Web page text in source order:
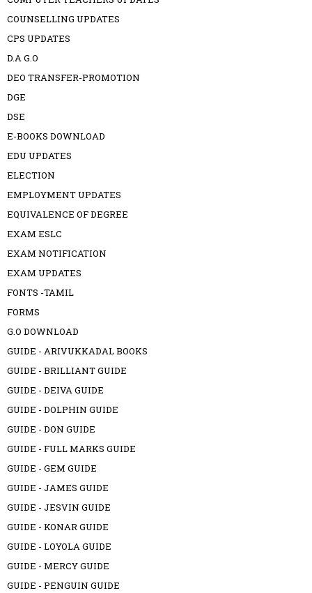
COUNSELLING UPDATES
CPS UPDATES
D.A G.O
DEO TRANSFER-PROMOTION
DGE
DSE
E-BOOKS DOWNLOAD
EDU UPDATES
ELECTION
EMPLOYMENT UPDATES
EQUIVALENCE OF DEGREE
EXAM ESLC
EXAM NOTIFICATION
EXAM UPDATES
FONTS -TAMIL
FORMS
G.O DOWNLOAD
GUIDE - ARIVUKKADAL BOOKS
GUIDE - BRILLIANT GUIDE
GUIDE - DEIVA GUIDE
GUIDE - DOLPHIN GUIDE
GUIDE - DON GUIDE
GUIDE - FULL MARKS GUIDE
GUIDE - GEM GUIDE
GUIDE - JAMES GUIDE
GUIDE - JESVIN GUIDE
GUIDE - KONAR GUIDE
GUIDE - LOYOLA GUIDE
GUIDE - MERCY GUIDE
GUIDE - PENGUIN GUIDE